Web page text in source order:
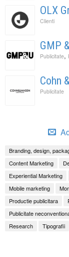
OLX
Clienti
GMP
Publicitate,
Cohn
Publicitate
Branding, design,
Content Marketing
Experiential Marketing
Mobile marketing
Productie publicitara
Publicitate
Research
Tipografii